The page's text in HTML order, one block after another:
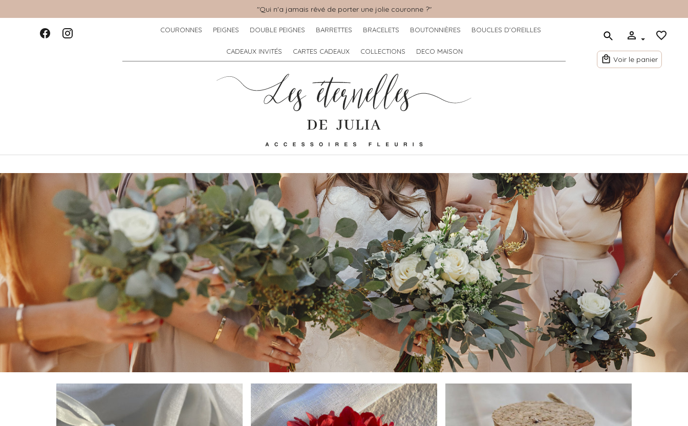
"Qui n'a jamais rêvé de porter une jolie couronne ?"
COURONNES PEIGNES DOUBLE PEIGNES BARRETTES BRACELETS BOUTONNIÈRES BOUCLES D'OREILLES
CADEAUX INVITÉS CARTES CADEAUX COLLECTIONS DECO MAISON
Voir le panier